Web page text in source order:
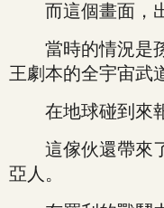
而這個畫面，出
當時的情況是孫
王劇本的全宇宙武
在地球碰到來報
這傢伙還帶來了
亞人。